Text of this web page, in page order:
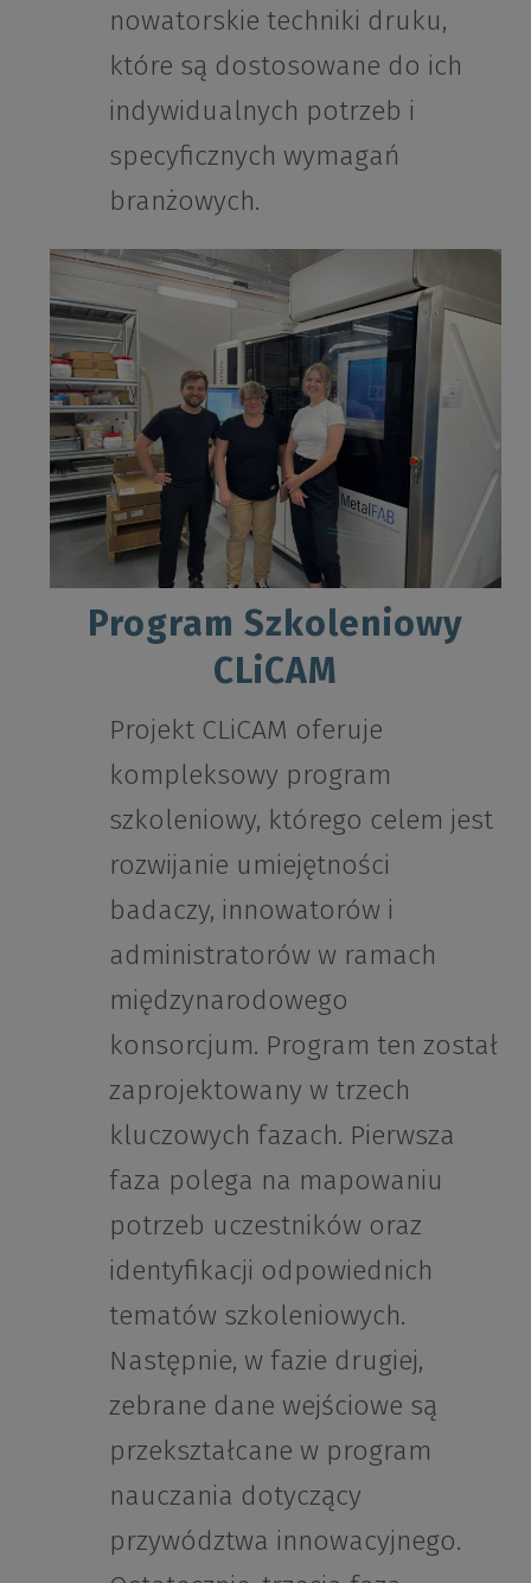
nowatorskie techniki druku,
które są dostosowane do ich
indywidualnych potrzeb i
specyficznych wymagań
branżowych.
Program Szkoleniowy
CLiCAM
Projekt CLiCAM oferuje
kompleksowy program
szkoleniowy, którego celem jest
rozwijanie umiejętności
badaczy, innowatorów i
administratorów w ramach
międzynarodowego
konsorcjum. Program ten został
zaprojektowany w trzech
kluczowych fazach. Pierwsza
faza polega na mapowaniu
potrzeb uczestników oraz
identyfikacji odpowiednich
tematów szkoleniowych.
Następnie, w fazie drugiej,
zebrane dane wejściowe są
przekształcane w program
nauczania dotyczący
przywództwa innowacyjnego.